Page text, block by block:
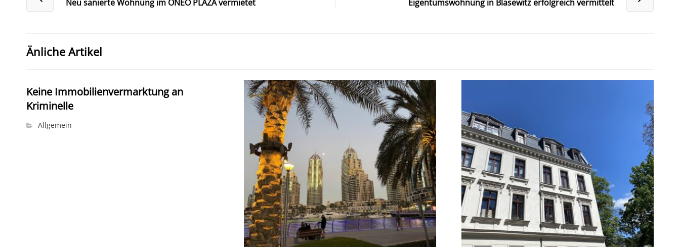
Neu sanierte Wohnung im ONEO PLAZA vermietet Eigentumswohnung in Blasewitz erfolgreich vermittelt
Änliche Artikel
Keine Immobilienvermarktung an
Kriminelle
Allgemein